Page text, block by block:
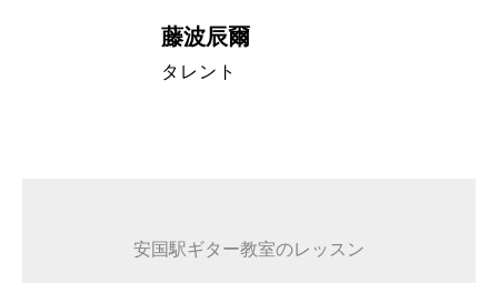
藤波辰爾
タレント
安国駅ギター教室のレッスン